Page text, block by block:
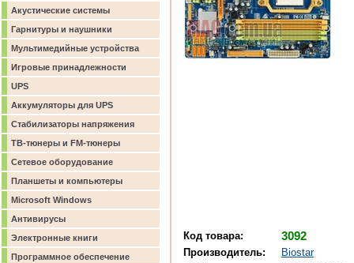
Код товара: 3092
Производитель:
Biostar
Акустические системы
Гарнитуры и наушники
Мультимедийные устройства
Игровые принадлежности
UPS
Аккумуляторы для UPS
Стабилизаторы напряжения
ТВ-тюнеры и FM-тюнеры
Сетевое оборудование
Планшеты и компьютеры
Microsoft Windows
Антивирусы
Электронные книги
Программное обеспечение